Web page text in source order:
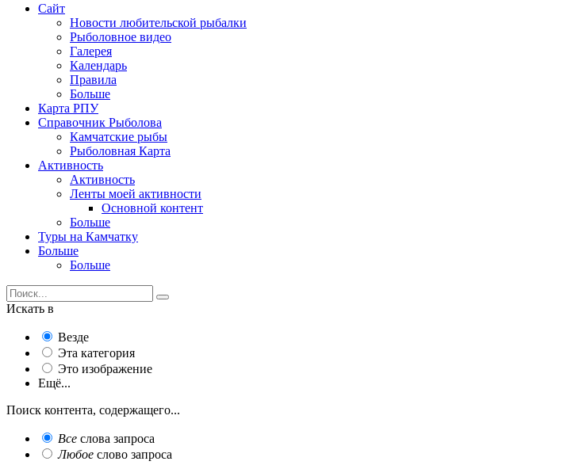
Сайт
Новости любительской рыбалки
Рыболовное видео
Галерея
Календарь
Правила
Больше
Карта РПУ
Справочник Рыболова
Камчатские рыбы
Рыболовная Карта
Активность
Активность
Ленты моей активности
Основной контент
Больше
Туры на Камчатку
Больше
Больше
Искать в
Везде
Эта категория
Это изображение
Ещё...
Поиск контента, содержащего...
Все слова запроса
Любое слово запроса